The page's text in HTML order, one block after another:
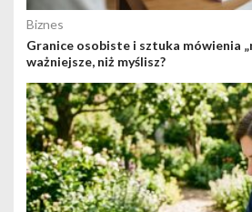
Biznes
Granice osobiste i sztuka mówienia
ważniejsze, niż myślisz?